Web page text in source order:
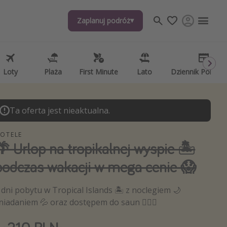
Zaplanuj podróż
Loty Plaża First Minute Lato Dziennik
ciekawostki, porady podróżnicze
aplikacje podróżnicze
Ta oferta jest nieaktualna.
Urlop na tropikalnej wyspie 🏝️
wakacji w mega cenie 😱
dni pobytu w Tropical Islands 🏝️ z noclegiem 🌙
💦 oraz dostępem do saun 🧖🏽‍♂️